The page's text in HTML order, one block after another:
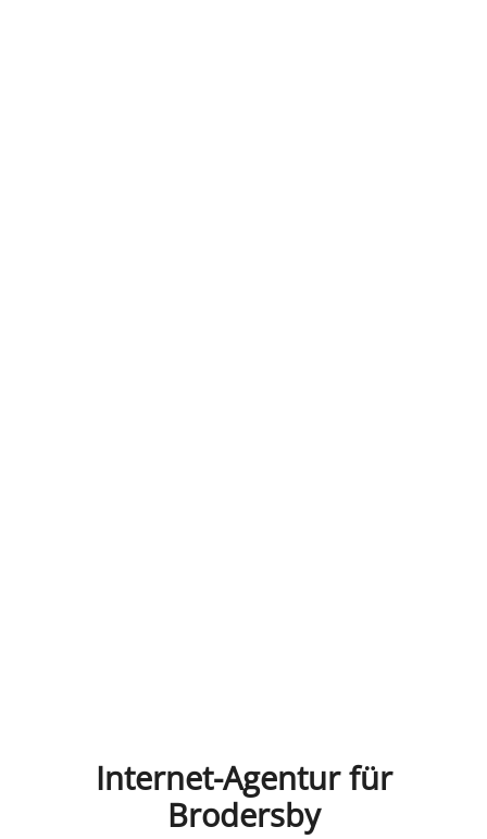
Internet-Agentur für
Brodersby